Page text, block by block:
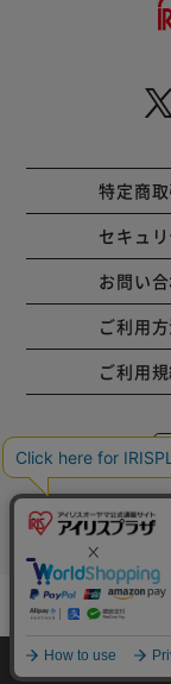
特定商
セキュ
お問い
ご利用
ご利用
Copyright
HOME 探す